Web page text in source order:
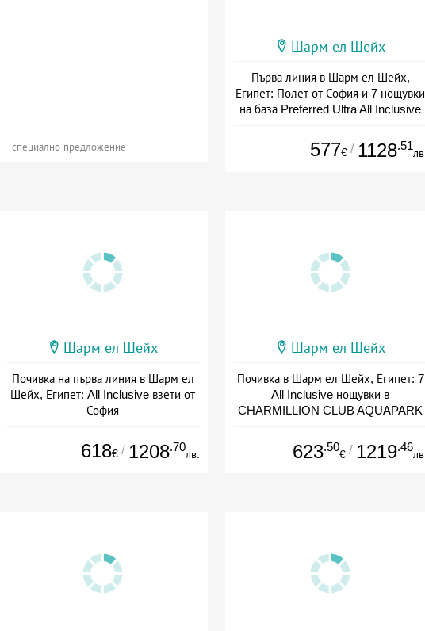
специално предложение
Шарм ел Шейх
Първа линия в Шарм ел Шейх,
Египет: Полет от София и 7 нощувки
на база Preferred Ultra All Inclusive
577€ / 1128.51
лв.
Шарм ел Шейх
Почивка на първа линия в Шарм ел
Шейх, Египет: All Inclusive взети от
София
618€ / 1208.70
лв.
Шарм ел Шейх
Почивка в Шарм ел Шейх, Египет: 7
All Inclusive нощувки в
CHARMILLION CLUB AQUAPARK
Дата: 20.09 - 22.11 + all inclusive
623.50
€ / 1219.46
лв.